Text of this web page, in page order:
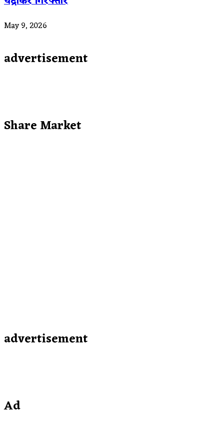
May 9, 2026
advertisement
Share Market
advertisement
Ad